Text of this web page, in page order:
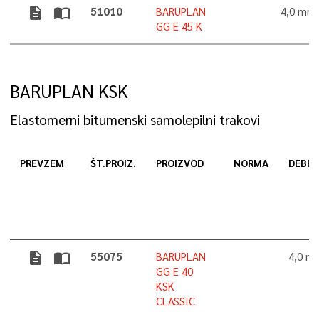
description import_contacts 51010
BARUPLAN
GG E 45 K
4,0 mm
BARUPLAN KSK
Elastomerni bitumenski samolepilni trakovi
PREVZEM ŠT.PROIZ. PROIZVOD NORMA
description import_contacts 55075
BARUPLAN
GG E 40
KSK
CLASSIC
4,0